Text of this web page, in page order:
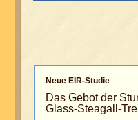
Neue EIR-Studie
Das Gebot der
Glass-Steagall-